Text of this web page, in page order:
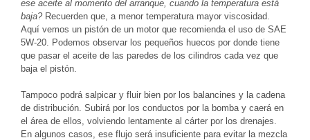
ese aceite al momento del arranque, cuando la temperatura está
baja? Recuerden que, a menor temperatura mayor viscosidad.
Aquí vemos un pistón de un motor que recomienda el uso de SAE
5W-20. Podemos observar los pequeños huecos por donde tiene
que pasar el aceite de las paredes de los cilindros cada vez que
baja el pistón.
Tampoco podrá salpicar y fluir bien por los balancines y la cadena
de distribución. Subirá por los conductos por la bomba y caerá en
el área de ellos, volviendo lentamente al cárter por los drenajes.
En algunos casos, ese flujo será insuficiente para evitar la mezcla